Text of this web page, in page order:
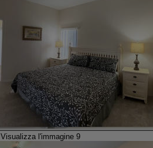
Visualizza l'immagine 9